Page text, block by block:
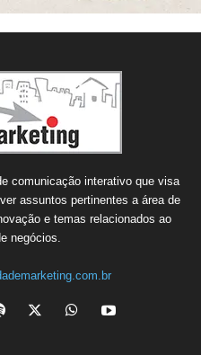
comunicação interativo que visa
assuntos pertinentes a área de
e temas relacionados ao
negócios.